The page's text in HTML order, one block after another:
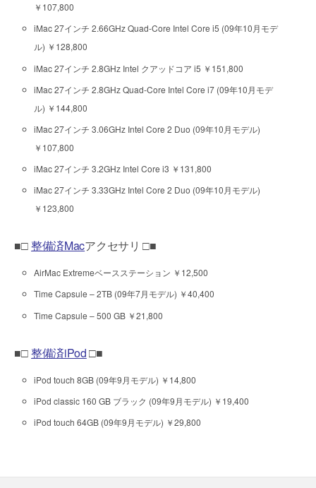
￥107,800
iMac 27インチ 2.66GHz Quad-Core Intel Core i5 (09年10月モデ
ル) ￥128,800
iMac 27インチ 2.8GHz Intel クアッドコア i5 ￥151,800
iMac 27インチ 2.8GHz Quad-Core Intel Core i7 (09年10月モデ
ル) ￥144,800
iMac 27インチ 3.06GHz Intel Core 2 Duo (09年10月モデル)
￥107,800
iMac 27インチ 3.2GHz Intel Core i3 ￥131,800
iMac 27インチ 3.33GHz Intel Core 2 Duo (09年10月モデル)
￥123,800
■□整備済Macアクセサリ □■
AirMac Extremeベースステーション ￥12,500
Time Capsule – 2TB (09年7月モデル) ￥40,400
Time Capsule – 500 GB ￥21,800
■□整備済iPod□■
iPod touch 8GB (09年9月モデル) ￥14,800
iPod classic 160 GB ブラック (09年9月モデル) ￥19,400
iPod touch 64GB (09年9月モデル) ￥29,800